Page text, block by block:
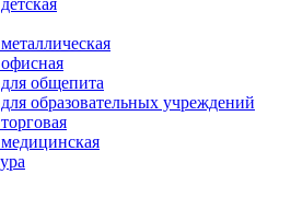
общепита
образовательных учреждений